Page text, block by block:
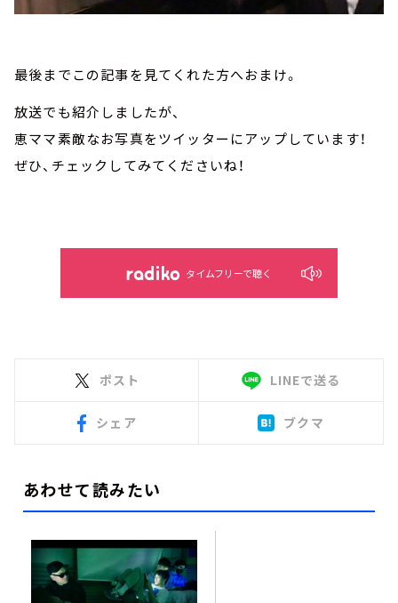
最後までこの記事を見てくれた方へおまけ。
放送でも紹介しましたが、
恵ママ素敵なお写真をツイッターにアップしています！
ぜひ、チェックしてみてくださいね！
タイムフリーで聴く
ポスト LINEで送る
シェア ブクマ
あわせて読みたい